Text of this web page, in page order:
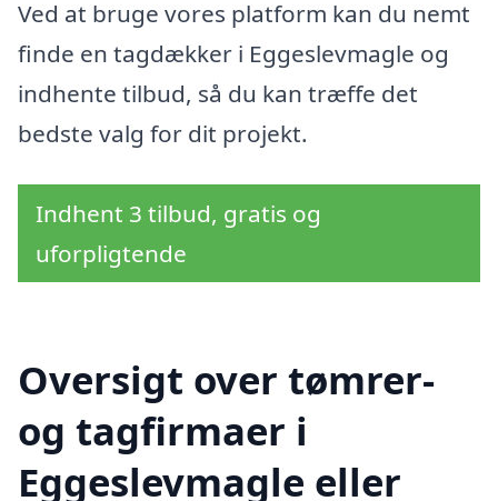
Ved at bruge vores platform kan du nemt
finde en tagdækker i Eggeslevmagle og
indhente tilbud, så du kan træffe det
bedste valg for dit projekt.
Indhent 3 tilbud, gratis og
uforpligtende
Oversigt over tømrer-
og tagfirmaer i
Eggeslevmagle eller